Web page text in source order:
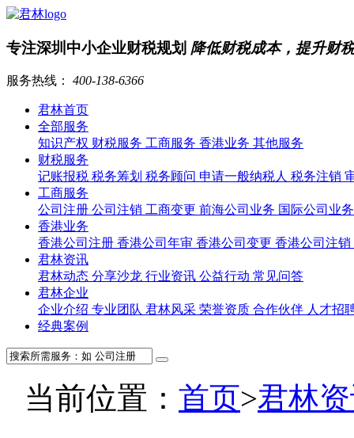
专注深圳中小企业财税规划 降低财税成本，提升财
服务热线： 400-138-6366
君林首页
全部服务
知识产权 财税服务 工商服务 香港业务 其他服务
财税服务
记账报税 税务筹划 税务顾问 申请一般纳税人 税务注销
工商服务
公司注册 公司注销 工商变更 前海公司业务 国际公司业
香港业务
香港公司注册 香港公司年审 香港公司变更 香港公司注销
君林资讯
君林动态 分享沙龙 行业资讯 公益行动 常见问答
君林企业
企业介绍 专业团队 君林风采 荣誉资质 合作伙伴 人才招
经典案例
当前位置： 首页>君林